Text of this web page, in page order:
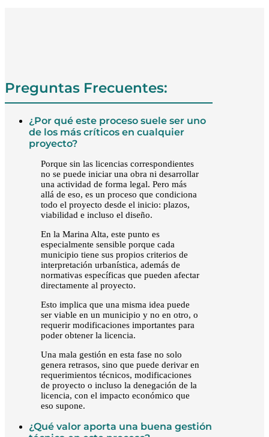
Preguntas Frecuentes:
¿Por qué este proceso suele ser uno
de los más críticos en cualquier
proyecto?
Porque sin las licencias correspondientes
no se puede iniciar una obra ni desarrollar
una actividad de forma legal. Pero más
allá de eso, es un proceso que condiciona
todo el proyecto desde el inicio: plazos,
viabilidad e incluso el diseño.
En la Marina Alta, este punto es
especialmente sensible porque cada
municipio tiene sus propios criterios de
interpretación urbanística, además de
normativas específicas que pueden afectar
directamente al proyecto.
Esto implica que una misma idea puede
ser viable en un municipio y no en otro, o
requerir modificaciones importantes para
poder obtener la licencia.
Una mala gestión en esta fase no solo
genera retrasos, sino que puede derivar en
requerimientos técnicos, modificaciones
de proyecto o incluso la denegación de la
licencia, con el impacto económico que
eso supone.
¿Qué valor aporta una buena gestión